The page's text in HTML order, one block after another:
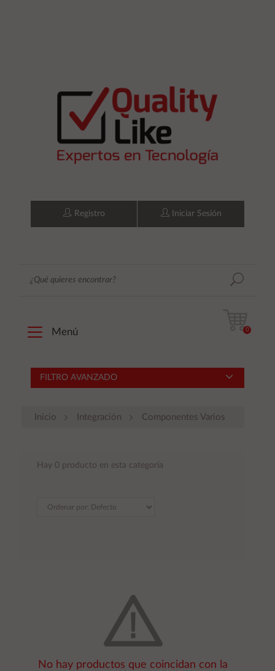
Registro Iniciar Sesión
Menú 0
FILTRO AVANZADO
Inicio Integración Componentes Varios
Hay 0 producto en esta categoría
No hay productos que coincidan con la